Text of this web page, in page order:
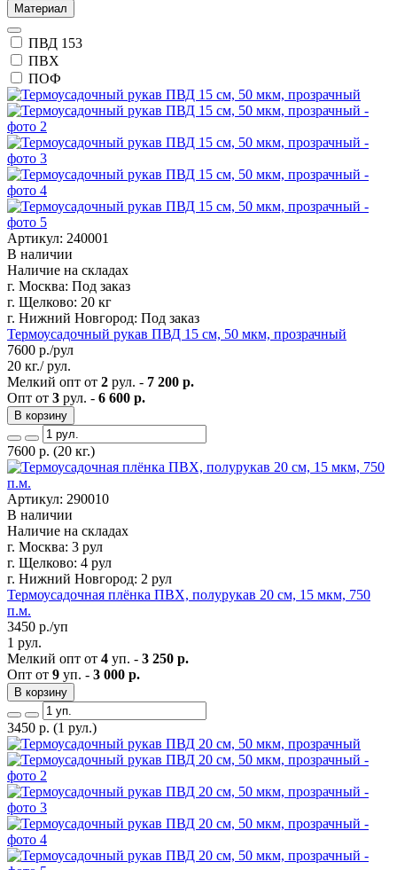
Материал
ПВД 153
ПВХ
ПОФ
Артикул: 240001
В наличии
Наличие на складах
г. Москва: Под заказ
г. Щелково: 20 кг
г. Нижний Новгород: Под заказ
Термоусадочный рукав ПВД 15 см, 50 мкм, прозрачный
7600 р./рул
20 кг./ рул.
Мелкий опт от 2 рул. - 7 200 р.
Опт от 3 рул. - 6 600 р.
В корзину
7600 р. (20 кг.)
Артикул: 290010
В наличии
Наличие на складах
г. Москва: 3 рул
г. Щелково: 4 рул
г. Нижний Новгород: 2 рул
Термоусадочная плёнка ПВХ, полурукав 20 см, 15 мкм, 750
п.м.
3450 р./уп
1 рул.
Мелкий опт от 4 уп. - 3 250 р.
Опт от 9 уп. - 3 000 р.
В корзину
3450 р. (1 рул.)